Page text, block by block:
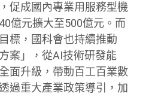
促成國內專業用服務型機
億元擴大至500億元。而
標，國科會也持續推動
案」，從AI技術研發能
面升級，帶動百工百業數
過重大產業政策導引，加